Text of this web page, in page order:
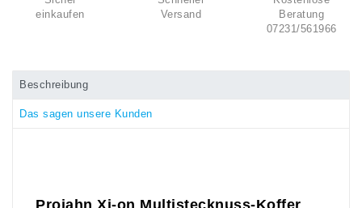
einkaufen
Versand
Beratung
07231/561966
Beschreibung
Das sagen unsere Kunden